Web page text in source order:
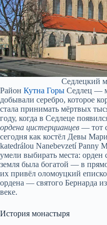
Седлецкий
Район Кутна Горы Седлец —
добывали серебро, которое
стала принимать мёртвых
году, когда в Седлеце
ордена цистерцианцев — тот
сегодня как костёл Девы
katedrálou Nanebevzetí Panny
умели выбирать места: орден
земля была богатой — в
их привёл оломоуцкий
ордена — святого Бернарда
веке.
История монастыря